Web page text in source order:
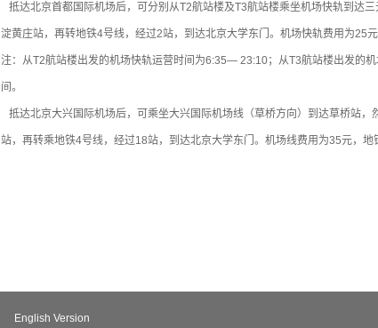
抵达北京首都国际机场后，可分别从T2航站楼及T3航站楼乘坐机场快轨到达
淀黄庄站，再转地铁4号线，经过2站，到达北京大学东门。机场快轨费用为25元
注：从T2航站楼出发的机场快轨运营时间为6:35— 23:10；从T3航站楼出发的
间。
抵达北京大兴国际机场后，可乘坐大兴国际机场线（草桥方向）到达草桥站
站，再转乘地铁4号线，经过18站，到达北京大学东门。机场线费用为35元，地
English Version